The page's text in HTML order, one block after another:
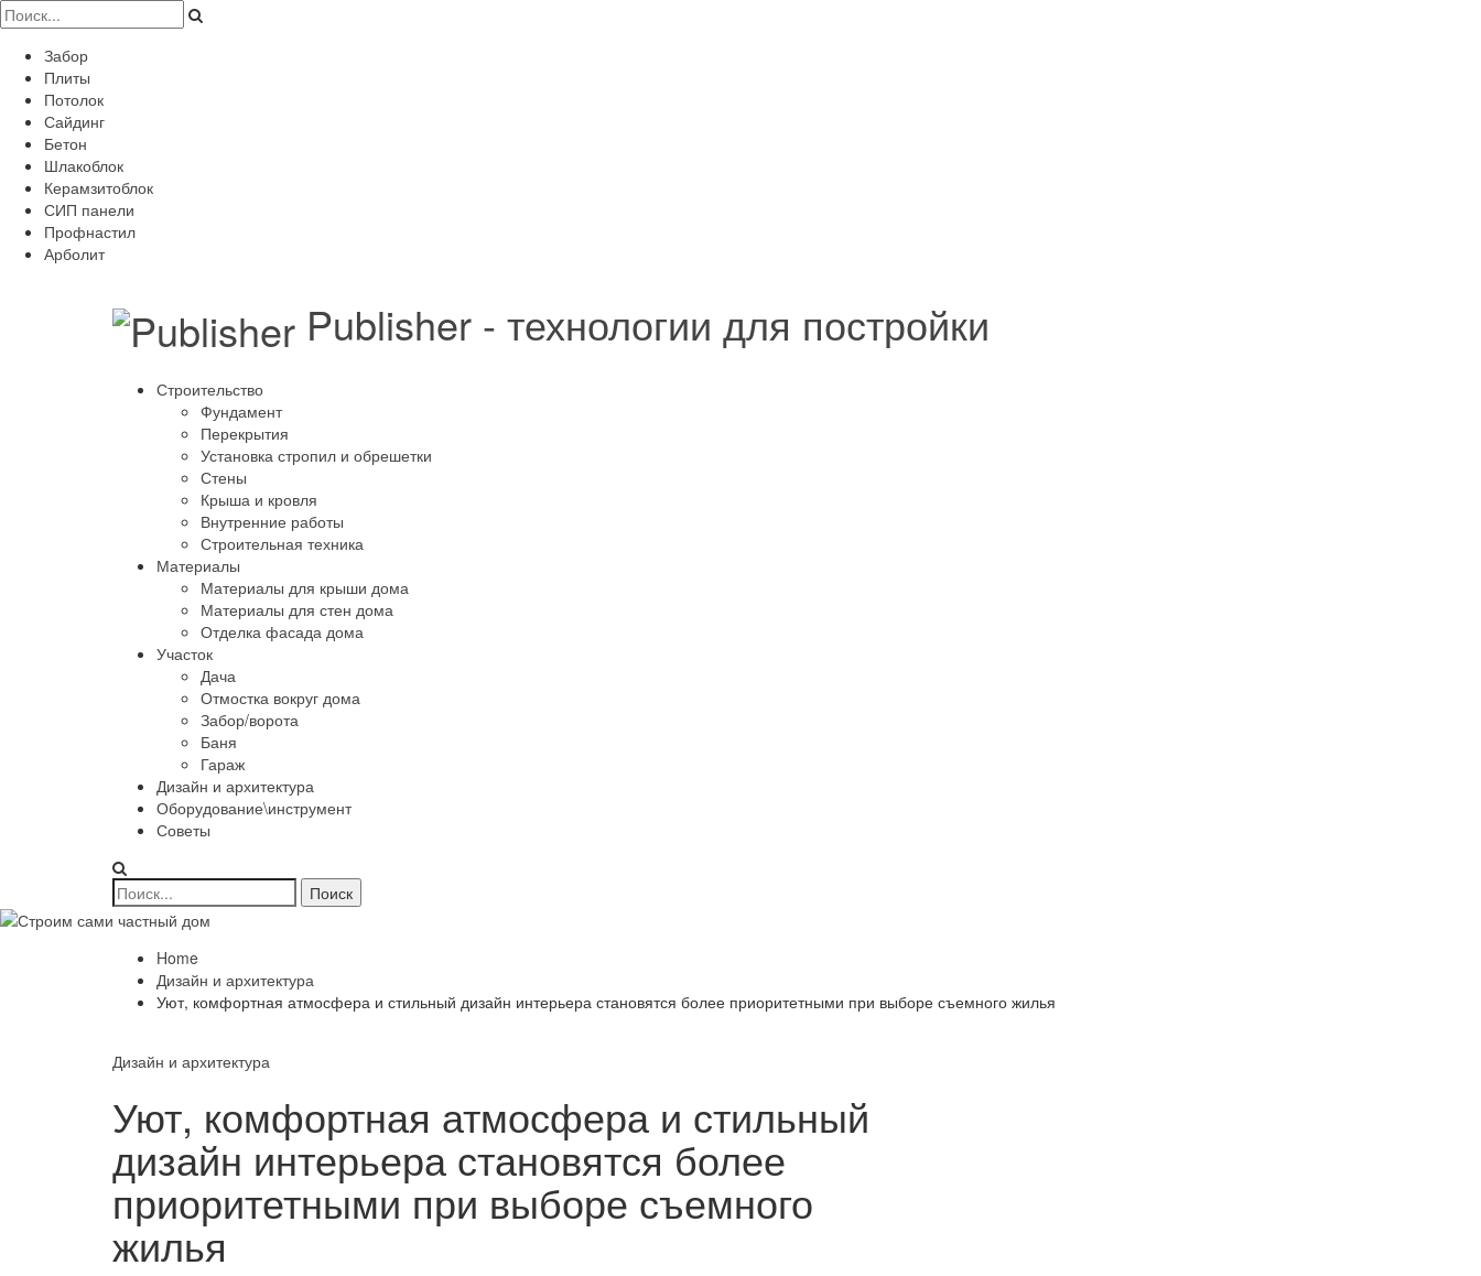
Забор
Плиты
Потолок
Сайдинг
Бетон
Шлакоблок
Керамзитоблок
СИП панели
Профнастил
Арболит
Publisher - технологии для постройки
Строительство
Фундамент
Перекрытия
Установка стропил и обрешетки
Стены
Крыша и кровля
Внутренние работы
Строительная техника
Материалы
Материалы для крыши дома
Материалы для стен дома
Отделка фасада дома
Участок
Дача
Отмостка вокруг дома
Забор/ворота
Баня
Гараж
Дизайн и архитектура
Оборудование\инструмент
Советы
Home
Дизайн и архитектура
Уют, комфортная атмосфера и стильный дизайн интерьера становятся более приоритетными при выборе съемного жилья
Дизайн и архитектура
Уют, комфортная атмосфера и стильный
дизайн интерьера становятся более
приоритетными при выборе съемного
жилья